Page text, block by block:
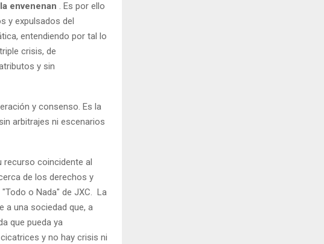
envenenan . Es por ello
y expulsados del
entendiendo por tal lo
crisis, de
y sin
y consenso. Es la
arbitrajes ni escenarios
recurso coincidente al
de los derechos y
o Nada" de JXC. La
a una sociedad que, a
que pueda ya
y no hay crisis ni